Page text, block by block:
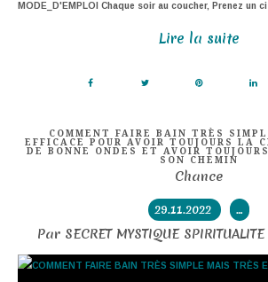
MODE_D'EMPLOI Chaque soir au coucher, Prenez un
Lire la suite
COMMENT FAIRE BAIN TRÈS
EFFICACE POUR AVOIR TOUJOURS LA
DE BONNE ONDES ET AVOIR
SON CHEMIN
Chance
29.11.2022 …
Par SECRET MYSTIQUE